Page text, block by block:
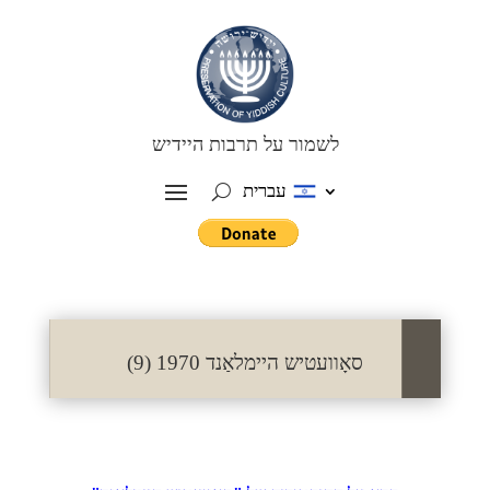
לשמור על תרבות היידיש
עברית
סאָוועטיש היימלאַנד 1970 (9)